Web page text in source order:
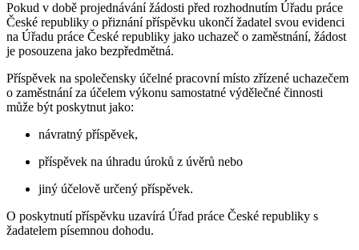
Pokud v době projednávání žádosti před rozhodnutím Úřadu práce
České republiky o přiznání příspěvku ukončí žadatel svou evidenci
na Úřadu práce České republiky jako uchazeč o zaměstnání, žádost
je posouzena jako bezpředmětná.
Příspěvek na společensky účelné pracovní místo zřízené uchazečem
o zaměstnání za účelem výkonu samostatné výdělečné činnosti
může být poskytnut jako:
návratný příspěvek,
příspěvek na úhradu úroků z úvěrů nebo
jiný účelově určený příspěvek.
O poskytnutí příspěvku uzavírá Úřad práce České republiky s
žadatelem písemnou dohodu.